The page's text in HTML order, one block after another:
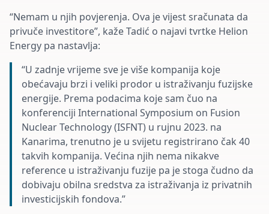
“Nemam u njih povjerenja. Ova je vijest sračunata da
privuče investitore”, kaže Tadić o najavi tvrtke Helion
Energy pa nastavlja:
“U zadnje vrijeme sve je više kompanija koje
obećavaju brzi i veliki prodor u istraživanju fuzijske
energije. Prema podacima koje sam čuo na
konferenciji International Symposium on Fusion
Nuclear Technology (ISFNT) u rujnu 2023. na
Kanarima, trenutno je u svijetu registrirano čak 40
takvih kompanija. Većina njih nema nikakve
reference u istraživanju fuzije pa je stoga čudno da
dobivaju obilna sredstva za istraživanja iz privatnih
investicijskih fondova.”